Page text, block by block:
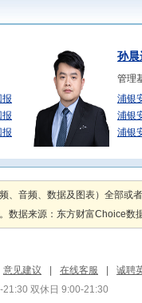
报
报
报
孙晨
管理
浦银
浦银
浦银
利
利
郑双
管理
浦银
浦银
、音频、数据及图表）全部或
数据来源：东方财富Choice数据
意见建议 在线客服
诚聘
21:30 双休日 9:00-21:30